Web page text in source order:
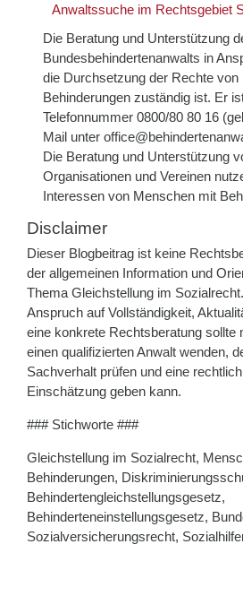
Anwaltssuche im Rechtsgebiet
Die Beratung und Unterstützung
Bundesbehindertenanwalts in
die Durchsetzung der Rechte
Behinderungen zuständig ist. Er
Telefonnummer 0800/80 80 16
Mail unter
Die Beratung und Unterstützung
Organisationen und Vereinen
Interessen von Menschen mit
Disclaimer
Dieser Blogbeitrag ist keine
der allgemeinen Information und
Thema Gleichstellung im
Anspruch auf Vollständigkeit,
eine konkrete Rechtsberatung sollte
einen qualifizierten Anwalt wenden,
Sachverhalt prüfen und eine
Einschätzung geben kann.
### Stichworte ###
Gleichstellung im Sozialrecht,
Behinderungen,
Behindertengleichstellungsgesetz,
Behinderteneinstellungsgesetz,
Sozialversicherungsrecht,